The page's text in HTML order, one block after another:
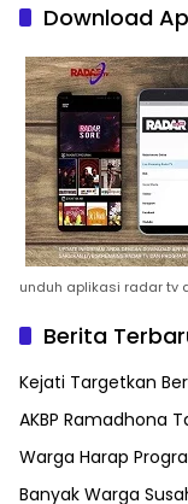
Download
unduh aplikasi radar tv
Berita
Kejati Targetkan
AKBP Ramadhona
Warga Harap
Banyak Warga